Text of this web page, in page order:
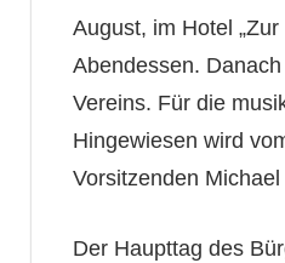
August, im Hotel
Abendessen.
Vereins. Für die
Hingewiesen wird
Vorsitzenden
Der Haupttag des